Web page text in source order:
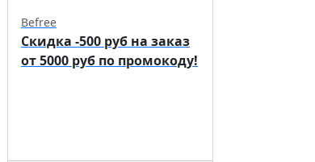
Befree
Скидка -500 руб на заказ
от 5000 руб по промокоду!